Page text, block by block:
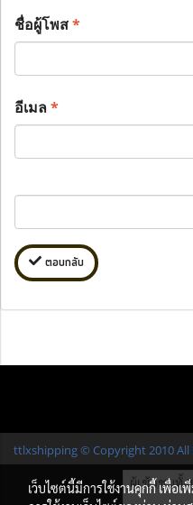
ชื่อผู้โพส*
อีเมล*
ตอบกลับ
ttlxshipping © Copyright 2010 All
ผู้เข้าชมทั้
เว็บไซต์นี้มีการใช้งานคุกกี้ เพื่อ